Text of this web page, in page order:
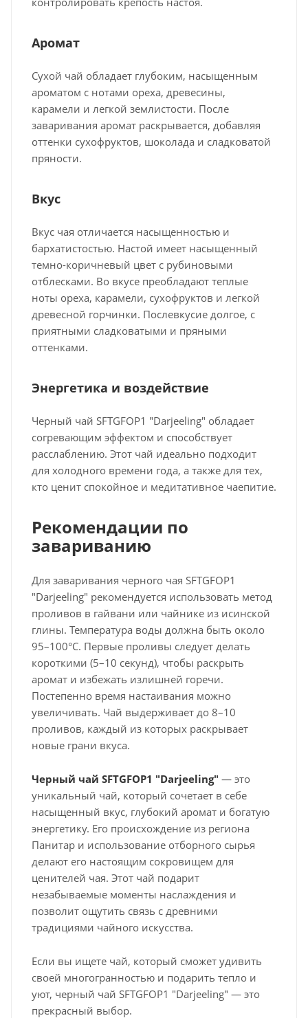
Аромат
Сухой чай обладает глубоким, насыщенным
ароматом с нотами ореха, древесины,
карамели и легкой землистости. После
заваривания аромат раскрывается, добавляя
оттенки сухофруктов, шоколада и сладковатой
пряности.
Вкус
Вкус чая отличается насыщенностью и
бархатистостью. Настой имеет насыщенный
темно-коричневый цвет с рубиновыми
отблесками. Во вкусе преобладают теплые
ноты ореха, карамели, сухофруктов и легкой
древесной горчинки. Послевкусие долгое, с
приятными сладковатыми и пряными
оттенками.
Энергетика и воздействие
Черный чай SFTGFOP1 "Darjeeling" обладает
согревающим эффектом и способствует
расслаблению. Этот чай идеально подходит
для холодного времени года, а также для тех,
кто ценит спокойное и медитативное чаепитие.
Рекомендации по
завариванию
Для заваривания черного чая SFTGFOP1
"Darjeeling" рекомендуется использовать метод
проливов в гайвани или чайнике из исинской
глины. Температура воды должна быть около
95–100°C. Первые проливы следует делать
короткими (5–10 секунд), чтобы раскрыть
аромат и избежать излишней горечи.
Постепенно время настаивания можно
увеличивать. Чай выдерживает до 8–10
проливов, каждый из которых раскрывает
новые грани вкуса.
Черный чай SFTGFOP1 "Darjeeling" — это
уникальный чай, который сочетает в себе
насыщенный вкус, глубокий аромат и богатую
энергетику. Его происхождение из региона
Панитар и использование отборного сырья
делают его настоящим сокровищем для
ценителей чая. Этот чай подарит
незабываемые моменты наслаждения и
позволит ощутить связь с древними
традициями чайного искусства.
Если вы ищете чай, который сможет удивить
своей многогранностью и подарить тепло и
уют, черный чай SFTGFOP1 "Darjeeling" — это
прекрасный выбор.